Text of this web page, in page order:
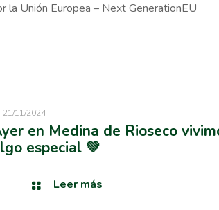
la Unión Europea – Next GenerationEU
21/11/2024
en Medina de Rioseco
especial 💚
Leer más